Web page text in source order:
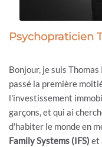
Psychopraticien
Bonjour, je suis
passé la première
l'investissement
garçons, et qui ai
d'habiter le monde en
Family Systems (IFS) et